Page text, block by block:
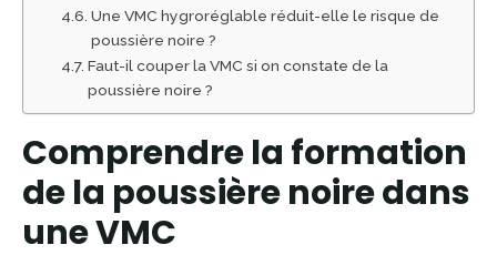
Une VMC hygroréglable réduit-elle le risque de
poussière noire ?
Faut-il couper la VMC si on constate de la
poussière noire ?
Comprendre la formation
de la poussière noire dans
une VMC